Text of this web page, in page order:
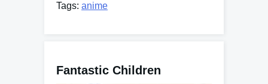
Tags: anime
Fantastic Children